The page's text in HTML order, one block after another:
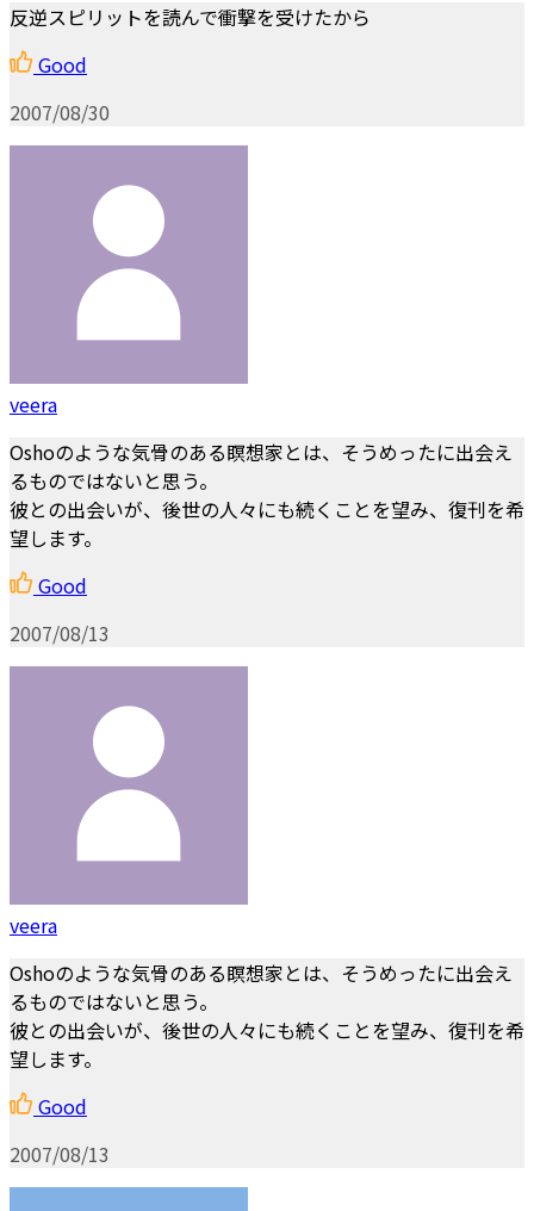
反逆スピリットを読んで衝撃を受けたから
Good
2007/08/30
veera
Oshoのような気骨のある瞑想家とは、そうめったに出会え
るものではないと思う。
彼との出会いが、後世の人々にも続くことを望み、復刊を希
望します。
Good
2007/08/13
veera
Oshoのような気骨のある瞑想家とは、そうめったに出会え
るものではないと思う。
彼との出会いが、後世の人々にも続くことを望み、復刊を希
望します。
Good
2007/08/13